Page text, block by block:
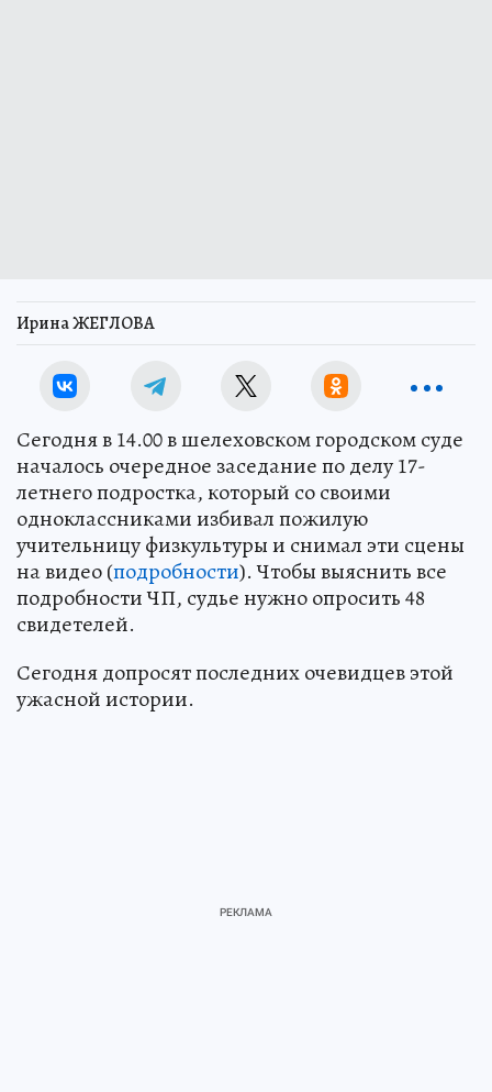
Ирина ЖЕГЛОВА
Сегодня в 14.00 в шелеховском городском суде
началось очередное заседание по делу 17-
летнего подростка, который со своими
одноклассниками избивал пожилую
учительницу физкультуры и снимал эти сцены
на видео (подробности). Чтобы выяснить все
подробности ЧП, судье нужно опросить 48
свидетелей.
Сегодня допросят последних очевидцев этой
ужасной истории.